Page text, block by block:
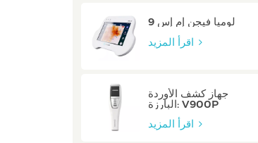
لوميا فيجن إم إس 9
جهاز كشف الأوردة
البارزة: V900P